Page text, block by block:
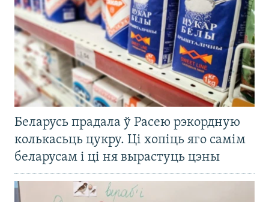
Беларусь прадала ў Расею рэкордную
колькасьць цукру. Ці хопіць яго самім
беларусам і ці ня вырастуць цэны